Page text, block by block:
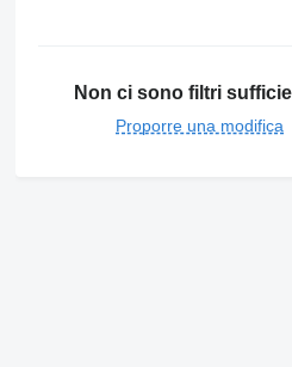
Non ci sono filtri
Proporre una modifica